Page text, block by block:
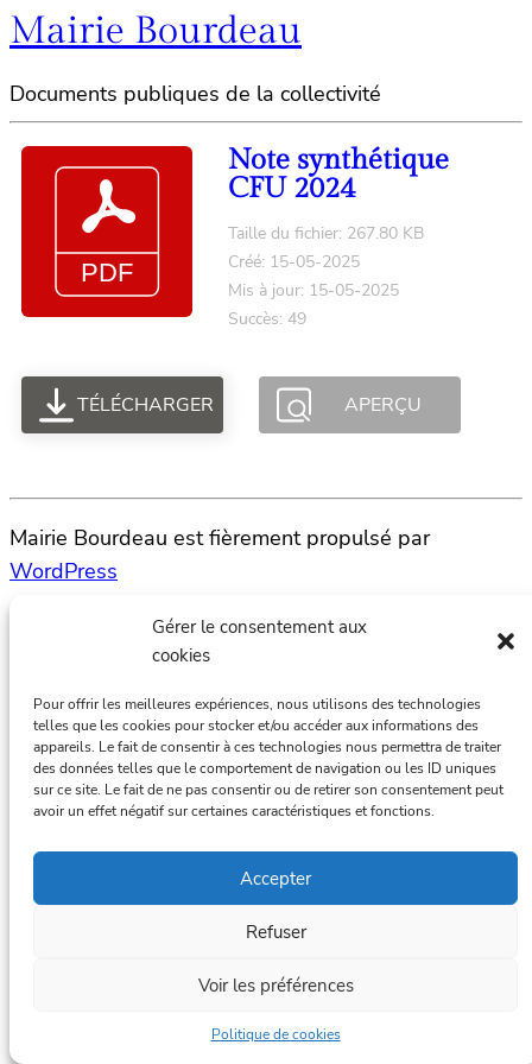
Gérer le consentement aux
cookies
Pour offrir les meilleures expériences, nous utilisons des technologies
telles que les cookies pour stocker et/ou accéder aux informations des
appareils. Le fait de consentir à ces technologies nous permettra de traiter
des données telles que le comportement de navigation ou les ID uniques
sur ce site. Le fait de ne pas consentir ou de retirer son consentement peut
avoir un effet négatif sur certaines caractéristiques et fonctions.
Accepter
Refuser
Voir les préférences
Politique de cookies
Mairie Bourdeau
Documents publiques de la collectivité
Note synthétique
CFU 2024
Taille du fichier: 267.80 KB
Créé: 15-05-2025
Mis à jour: 15-05-2025
Succès: 49
TÉLÉCHARGER APERÇU
Mairie Bourdeau est fièrement propulsé par
WordPress